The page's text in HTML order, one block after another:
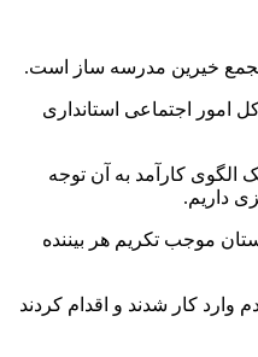
مجمع خیرین مدرسه ساز است.
اجتماعی استانداری
کارآمد به آن توجه
داریم.
موجب تکریم هر بیننده
کار شدند و اقدام کردند